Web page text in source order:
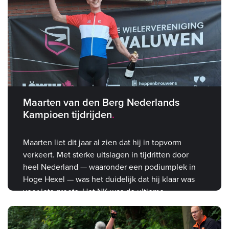
Maarten van den Berg Nederlands
Kampioen tijdrijden
Maarten liet dit jaar al zien dat hij in topvorm
verkeert. Met sterke uitslagen in tijdritten door
heel Nederland — waaronder een podiumplek in
Hoge Hexel — was het duidelijk dat hij klaar was
voor iets groots. Het NK was de ultieme
bevestiging.